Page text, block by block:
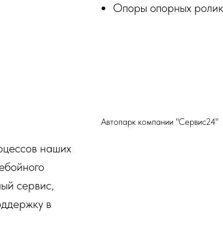
Опоры опорных
наших
сервис,
в
Автопарк компании "Сервис24"